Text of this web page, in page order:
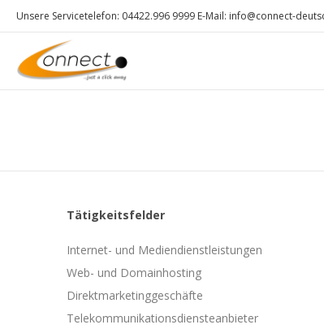
Unsere Servicetelefon: 04422.996 9999 E-Mail: info@connect-
Tätigkeitsfelder
Internet- und Mediendienstleistungen
Web- und Domainhosting
Direktmarketinggeschäfte
Telekommunikationsdiensteanbieter